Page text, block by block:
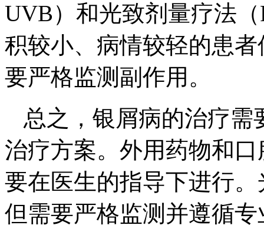
UVB）和光致剂量疗法
积较小、病情较轻的患
要严格监测副作用。
总之，银屑病的治疗需
治疗方案。外用药物和
要在医生的指导下进行
但需要严格监测并遵循